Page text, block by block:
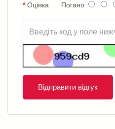
Оцінка Погано
Відправити відгук